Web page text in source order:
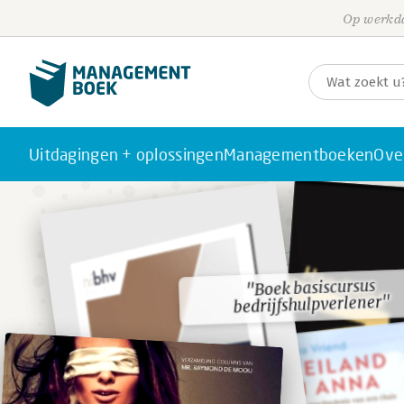
Op
Uitdagingen + oplossingenManagementboeken
"Boek basiscursus
bedrijfshulpverlener"
"Boek basiscursus
bedrijfshulpverlener"